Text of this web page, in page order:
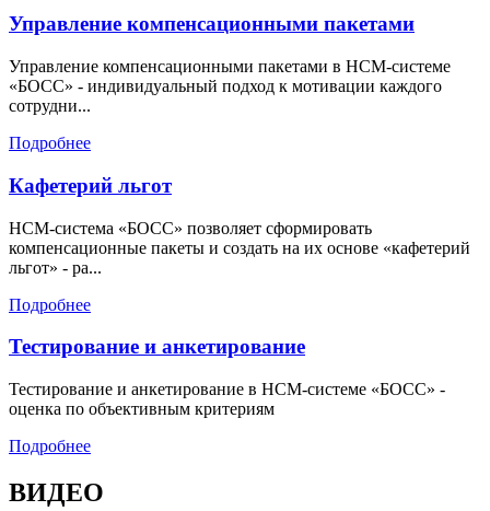
Управление компенсационными пакетами
Управление компенсационными пакетами в HCM-системе
«БОСС» - индивидуальный подход к мотивации каждого
сотрудни...
Подробнее
Кафетерий льгот
HCM-система «БОСС» позволяет сформировать
компенсационные пакеты и создать на их основе «кафетерий
льгот» - ра...
Подробнее
Тестирование и анкетирование
Тестирование и анкетирование в HCM-системе «БОСС» -
оценка по объективным критериям
Подробнее
ВИДЕО